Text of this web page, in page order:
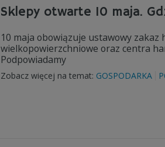
Sklepy otwarte 10 maja.
10 maja obowiązuje ustawowy
wielkopowierzchniowe oraz centra
Podpowiadamy
Zobacz więcej na temat: GOSPODARKA